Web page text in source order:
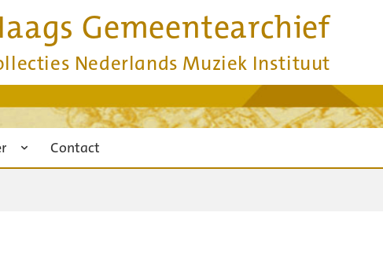
Gemeentearchief
Nederlands Muziek Instituut
Contact